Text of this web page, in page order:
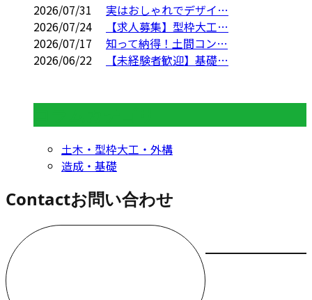
2026/07/31
実はおしゃれでデザイ…
2026/07/24
【求人募集】型枠大工…
2026/07/17
知って納得！土間コン…
2026/06/22
【未経験者歓迎】基礎…
土木・型枠大工・外構
造成・基礎
Contactお問い合わせ
000-000-0000